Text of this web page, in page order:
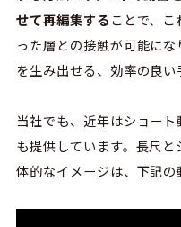
せて再編集することで、
った層との接触が可能に
を生み出せる、効率の良い
当社でも、近年はショー
も提供しています。長尺
体的なイメージは、下記の